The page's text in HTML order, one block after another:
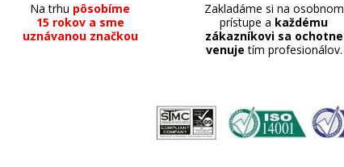
Na trhu pôsobíme
15 rokov a sme
uznávanou značkou
Zakladáme si na osobnom
prístupe a každému
zákazníkovi sa ochotne
venuje tím profesionálov.